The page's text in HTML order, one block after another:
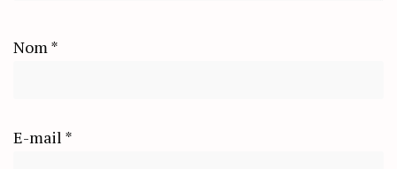
Nom*
E-mail *